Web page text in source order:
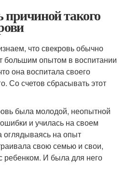
такого
что свекровь обычно
большим опытом в воспитании
она воспитала своего
Со счетов сбрасывать этот
была молодой, неопытной
и училась на своем
оглядываясь на опыт
свою семью и свои,
ребенком. И была для него